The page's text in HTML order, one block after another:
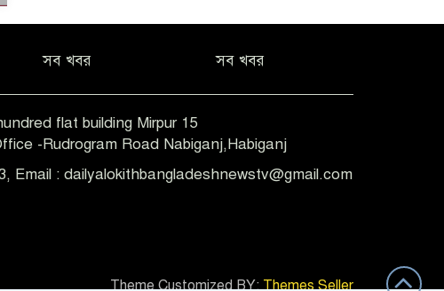
সব খবর সব খবর
flat building Mirpur 15
-Rudrogram Road Nabiganj,Habiganj
Email : dailyalokithbangladeshnewstv@gmail.com
Theme Customized BY:Themes Seller